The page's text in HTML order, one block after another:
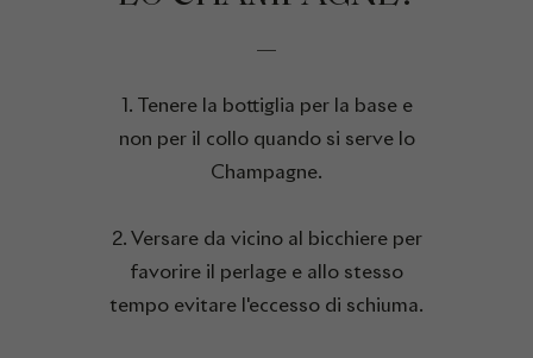
1. Tenere la bottiglia per la base e
non per il collo quando si serve lo
Champagne.
2. Versare da vicino al bicchiere per
favorire il perlage e allo stesso
tempo evitare l'eccesso di schiuma.